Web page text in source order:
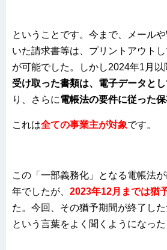
ということです。今まで、メール
いた請求書等は、プリントアウト
が可能でした。しかし2024年1月以
受け取った書類は、電子データと
り、さらに電帳法の要件に従った
これは全ての事業主が対象です。
この「一部義務化」となる電帳法
年でしたが、 2023年12月までは猶
た。今回、その猶予期間が終了し
という言葉をよく聞くようになった